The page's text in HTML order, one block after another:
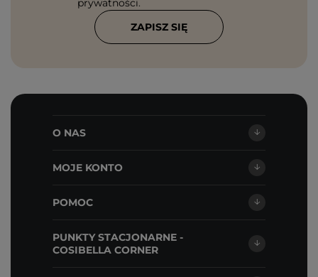
prywatności.
ZAPISZ SIĘ
O NAS
MOJE KONTO
POMOC
PUNKTY STACJONARNE -
COSIBELLA CORNER